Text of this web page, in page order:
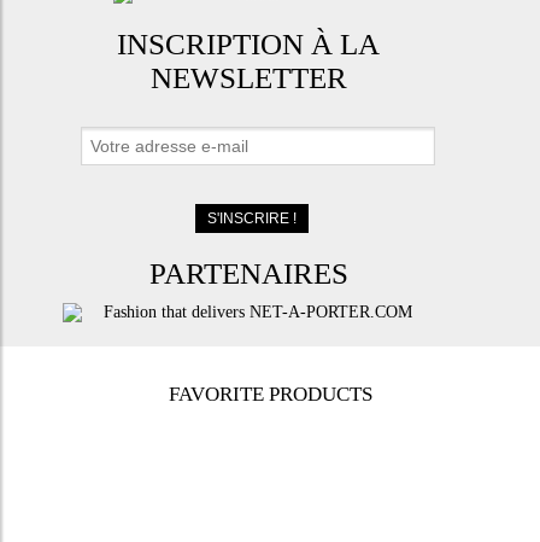
INSCRIPTION À LA
NEWSLETTER
PARTENAIRES
FAVORITE PRODUCTS